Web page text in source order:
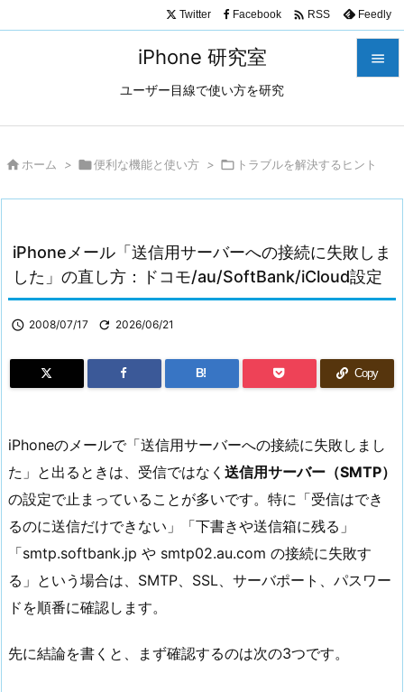
iPhone 研究室
ユーザー目線で使い方を研究

サイド
次へ

検索
Twitter Facebook  RSS Feedly
 ホーム > 便利な機能と使い方 >  トラブルを解決するヒント
iPhoneメール「送信用サーバーへの接続に失敗しま
した」の直し方：ドコモ/au/SoftBank/iCloud設定
 2008/07/17  2026/06/21
B! Copy
iPhoneのメールで「送信用サーバーへの接続に失敗しまし
た」と出るときは、受信ではなく 送信用サーバー（SMTP）
の設定で止まっていることが多いです。特に「受信はでき
るのに送信だけできない」「下書きや送信箱に残る」
「smtp.softbank.jp や smtp02.au.com の接続に失敗す
る」という場合は、SMTP、SSL、サーバポート、パスワー
ドを順番に確認します。
先に結論を書くと、まず確認するのは次の3つです。